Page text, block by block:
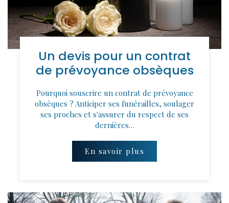
Un devis pour un contrat
de prévoyance obsèques
Pourquoi souscrire un contrat de prévoyance
obsèques ? Anticiper ses funérailles, soulager
ses proches et s'assurer du respect de ses
dernières…
En savoir plus